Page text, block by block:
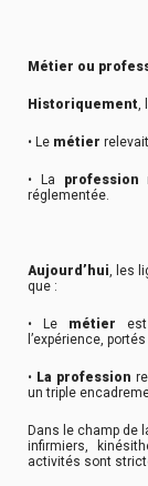
Métier ou
Historiquement,
• Le métier
• La profession
réglementée.
Aujourd’hui, les
que :
• Le métier
l’expérience,
• La profession
un triple
Dans le champ de
infirmiers,
activités sont